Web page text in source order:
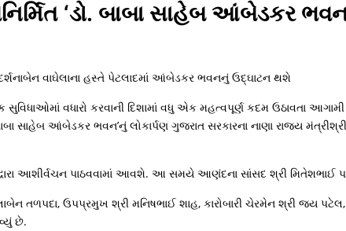
‘ડો. બાબા સાહેબ આંબેડકર
વાઘેલાના હસ્તે પેટલાદમાં આંબેડકર ભવનનું ઉદ્ઘાટન થશે
વધારો કરવાની દિશામાં વધુ એક મહત્વપૂર્ણ કદમ ઉઠાવતા
સાહેબ આંબેડકર ભવન’નું લોકાર્પણ ગુજરાત સરકારના નાણા રાજ્ય
આશીર્વચન પાઠવવામાં આવશે. આ સમયે આણંદના સાંસદ શ્રી મિતેશભાઈ
તળપદા, ઉપપ્રમુખ શ્રી મનિષભાઈ શાહ, કારોબારી ચેરમેન શ્રી જય
છે.